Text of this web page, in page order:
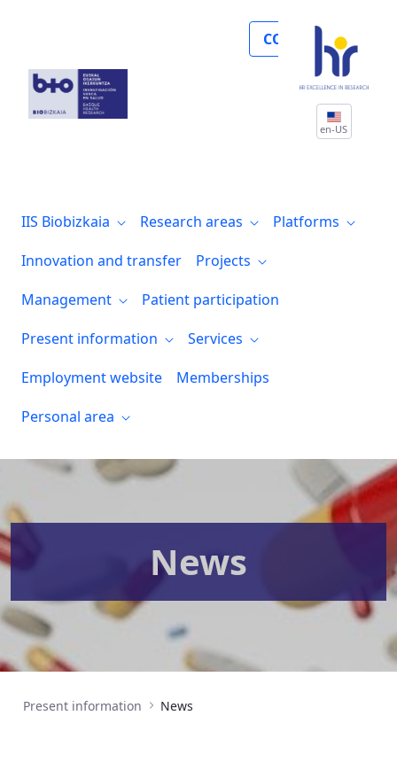
COLLABORATE
en-US
IIS Biobizkaia Research areas
Platforms
Innovation and transfer
Projects
Management
Patient participation
Present information
Services
Employment website
Memberships
Personal area
News
Present information News